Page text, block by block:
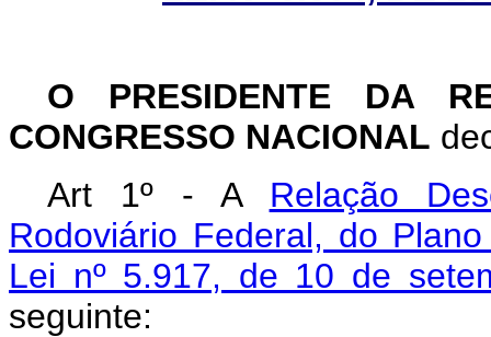
O PRESIDENTE DA
CONGRESSO NACIONAL
Art 1º - A Relação
Rodoviário Federal, do
Lei nº 5.917, de 10 de
seguinte: